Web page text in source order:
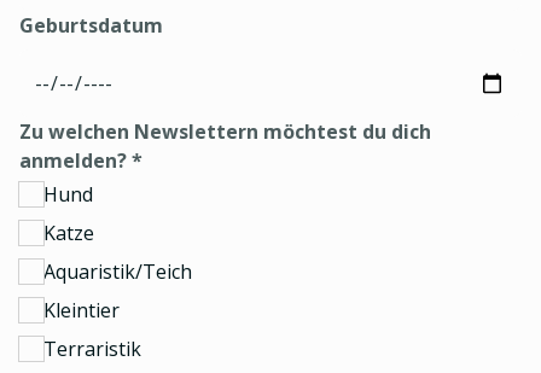
Geburtsdatum
Zu welchen Newslettern möchtest du dich
anmelden?*
Hund
Katze
Aquaristik/Teich
Kleintier
Terraristik